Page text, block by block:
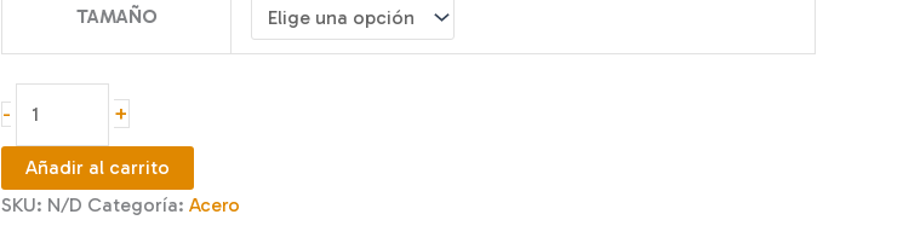
desde
$11.990
TAMAÑO
-
DE
ACERO
INOXIDABLE
+
Añadir al carrito
SKU: N/D Categoría: Acero